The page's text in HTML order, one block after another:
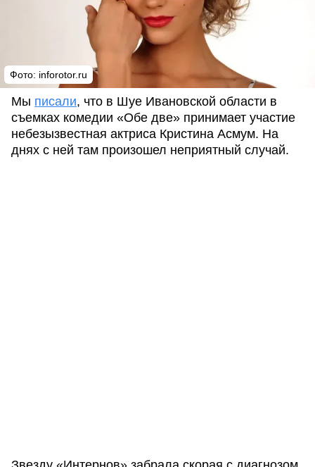
Фото: inforotor.ru
Мы писали, что в Шуе Ивановской области в
съемках комедии «Обе две» принимает участие
небезызвестная актриса Кристина Асмум. На
днях с ней там произошел неприятный случай.